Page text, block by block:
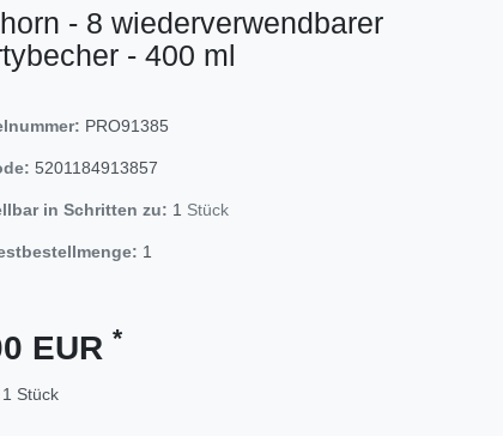
- 8 wiederverwendbarer
- 400 ml
PRO91385
5201184913857
in Schritten zu: 1 Stück
1
EUR *
1 Stück